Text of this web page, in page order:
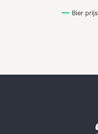
Bier prijs